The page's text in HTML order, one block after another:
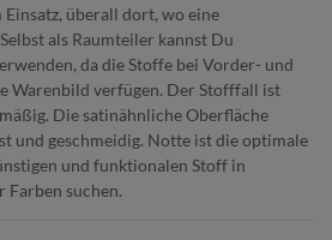
überall dort, wo eine
als Raumteiler kannst Du
da die Stoffe bei Vorder- und
Warenbild verfügen. Der Stofffall ist
Die satinähnliche Oberfläche
und geschmeidig. Notte ist die optimale
und funktionalen Stoff in
suchen.